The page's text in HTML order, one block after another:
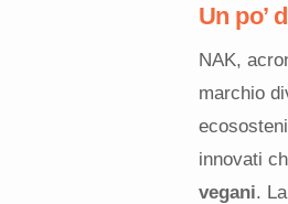
Un po’
NAK,
marchio
innovati
vegani.